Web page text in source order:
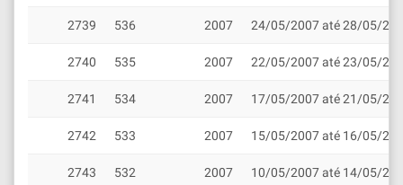
2739 536 2007 24/05/2007 até 28/05/
2740 535 2007 22/05/2007 até 23/05/
2741 534 2007 17/05/2007 até 21/05/
2742 533 2007 15/05/2007 até 16/05/
2743 532 2007 10/05/2007 até 14/05/